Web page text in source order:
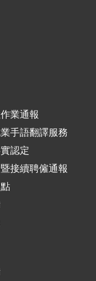
業通報
手語翻譯服務
認定
接續聘僱通報